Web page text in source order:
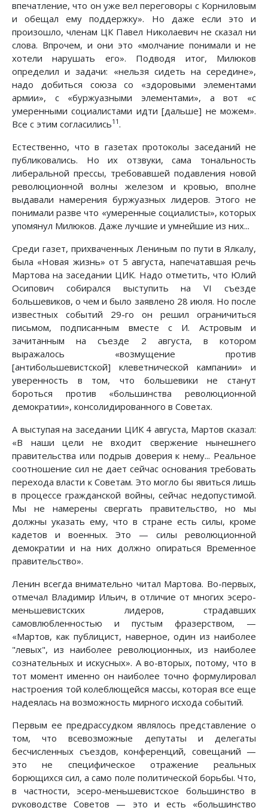
впечатление, что он уже вел переговоры с Корниловым
и обещал ему поддержку». Но даже если это и
произошло, членам ЦК Павел Николаевич не сказал ни
слова. Впрочем, и они это «молчание понимали и не
хотели нарушать его». Подводя итог, Милюков
определил и задачи: «нельзя сидеть на середине»,
надо добиться союза со «здоровыми элементами
армии», с «буржуазными элементами», а вот «с
умеренными социалистами идти [дальше] не можем».
Все с этим согласились11 .
Естественно, что в газетах протоколы заседаний не
публиковались. Но их отзвуки, сама тональность
либеральной прессы, требовавшей подавления новой
революционной волны железом и кровью, вполне
выдавали намерения буржуазных лидеров. Этого не
понимали разве что «умеренные социалисты», которых
упомянул Милюков. Даже лучшие и умнейшие из них...
Среди газет, прихваченных Лениным по пути в Ялкалу,
была «Новая жизнь» от 5 августа, напечатавшая речь
Мартова на заседании ЦИК. Надо отметить, что Юлий
Осипович собирался выступить на VI съезде
большевиков, о чем и было заявлено 28 июля. Но после
известных событий 29-го он решил ограничиться
письмом, подписанным вместе с И. Астровым и
зачитанным на съезде 2 августа, в котором
выражалось «возмущение против
[антибольшевистской] клеветнической кампании» и
уверенность в том, что большевики не станут
бороться против «большинства революционной
демократии», консолидированного в Советах.
А выступая на заседании ЦИК 4 августа, Мартов сказал:
«В наши цели не входит свержение нынешнего
правительства или подрыв доверия к нему... Реальное
соотношение сил не дает сейчас основания требовать
перехода власти к Советам. Это могло бы явиться лишь
в процессе гражданской войны, сейчас недопустимой.
Мы не намерены свергать правительство, но мы
должны указать ему, что в стране есть силы, кроме
кадетов и военных. Это — силы революционной
демократии и на них должно опираться Временное
правительство».
Ленин всегда внимательно читал Мартова. Во-первых,
отмечал Владимир Ильич, в отличие от многих эсеро-
меньшевистских лидеров, страдавших
самовлюбленностью и пустым фразерством, —
«Мартов, как публицист, наверное, один из наиболее
"левых", из наиболее революционных, из наиболее
сознательных и искусных». А во-вторых, потому, что в
тот момент именно он наиболее точно формулировал
настроения той колеблющейся массы, которая все еще
надеялась на возможность мирного исхода событий.
Первым ее предрассудком являлось представление о
том, что всевозможные депутаты и делегаты
бесчисленных съездов, конференций, совещаний —
это не специфическое отражение реальных
борющихся сил, а само поле политической борьбы. Что,
в частности, эсеро-меньшевистское большинство в
руководстве Советов — это и есть «большинство